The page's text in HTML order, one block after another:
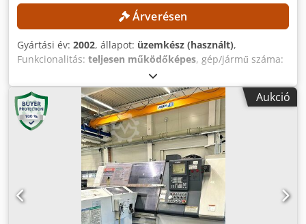
Árverésen
Gyártási év: 2002, állapot: üzemkész (használt),
Funkcionalitás: teljesen működőképes, gép/jármű száma:
, Nincs minimális ár – garantált eladás a
legmagasabb ajánlatra! MŰSZAKI ADATOK Rúdátmérő,
max.: 65 mm Első orsócsapágy átmérője: 110 / 150 mm
Szorítórendszer: legfeljebb 60 mm HAINBUCH
szorítórendszer: legfeljebb 65 mm Főorsó
Orsófordulatszám, max.: 3000 ford./perc Főorsó motor
teljesítménye: 11 / 15 kW Fő forgóasztal Szerszámhelyek
száma: 8 Szerszámtartó: VDI 30 Max. munkalöket Z
tengelyen: 50 mm Gyorsmozgási sebesség: 15 m/perc
Előtolóerő: 6790 N Kiegészítő alsó forgóasztal
Szerszámhelyek száma: 8 Szerszámtartó: VDI 20
Aukció